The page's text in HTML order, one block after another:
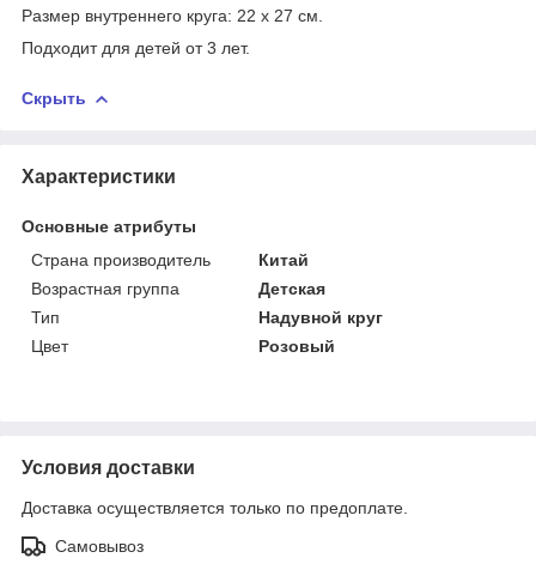
Размер внутреннего круга: 22 х 27 см.
Подходит для детей от 3 лет.
Скрыть
Характеристики
Основные атрибуты
Страна производитель
Китай
Возрастная группа
Детская
Тип
Надувной круг
Цвет
Розовый
Условия доставки
Доставка осуществляется только по предоплате.
Самовывоз